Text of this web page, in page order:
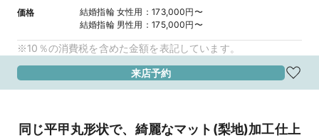
価格 結婚指輪 女性用 ：173,000円〜
結婚指輪 男性用 ：175,000円〜
※10％の消費税を含めた金額を表記しています。
来店予約
同じ平甲丸形状で、綺麗なマット(梨地)加工仕上